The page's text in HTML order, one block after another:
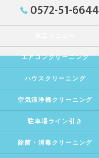
0572-51-6644
エアコンクリーニング
ハウスクリーニング
空気清浄機クリーニング
駐車場ライン引き
除菌・消毒クリーニング